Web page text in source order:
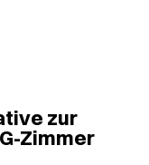
zur
Zimmer